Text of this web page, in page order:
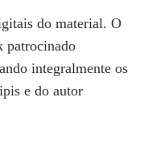
do material. O
patrocinado
integralmente os
e do autor